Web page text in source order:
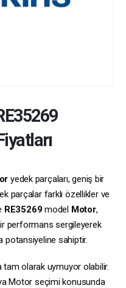
yedek parçaları, geniş bir
parçalar farklı özellikler ve
RE35269 model Motor,
performans sergileyerek
potansiyeline sahiptir.
tam olarak uymuyor olabilir.
Motor seçimi konusunda